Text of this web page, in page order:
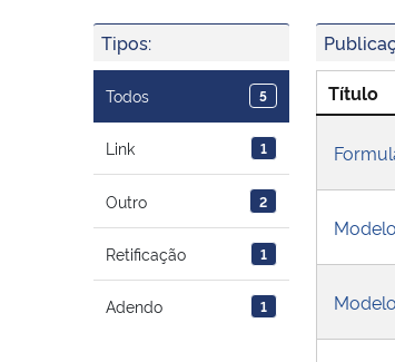
Tipos:
Todos 5
Link 1
Outro 2
Retificação 1
Adendo 1
Título